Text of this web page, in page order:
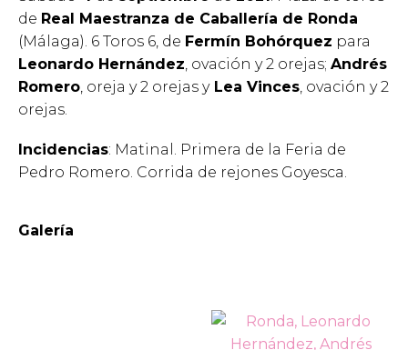
de Real Maestranza de Caballería de Ronda
(Málaga). 6 Toros 6, de Fermín Bohórquez para
Leonardo Hernández , ovación y 2 orejas; Andrés
Romero , oreja y 2 orejas yLea Vinces , ovación y 2
orejas.
Incidencias: Matinal. Primera de la Feria de
Pedro Romero. Corrida de rejones Goyesca.
Galería